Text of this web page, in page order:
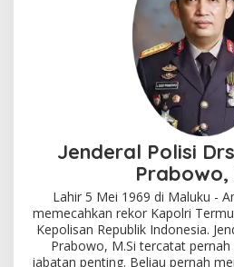
Jenderal Polisi
Prabowo,
Lahir 5 Mei 1969 di Maluku -
memecahkan rekor Kapolri
Kepolisan Republik Indonesia.
Prabowo, M.Si tercatat
jabatan penting. Beliau pernah